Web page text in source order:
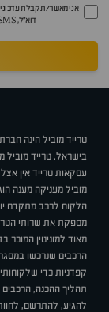
אני מאשר/ת קבלת
דוא״ל, SMS ו-WhatsApp. ידוע לי כי באפשרותי לבטל הסכמה זו בכל עת.
טרייד מוביל הינה
בישראל. טרייד
עסקאות טרייד אין
מוביל מעניקה מענה
הלקוח לרכב מתקדם
מספקת את שרותי
מאוד למוניטין המוכר
הרכבים שנרכשו
קפדניות כדי
תהליך ההכנה, הרכבים
להגיע, להתרשם,